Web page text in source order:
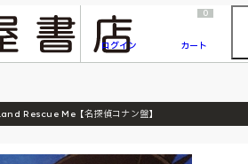
『ONE PIECE magazine 021 ONE PIECEカード付き同梱版』発売延期のご案内
ログイン
0
カート
…and Rescue Me【名探偵コナン盤】